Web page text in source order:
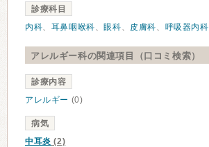
診療科目
内科、 耳鼻咽喉科、 眼科、 皮膚科、 呼吸器内科
アレルギー科の関連項目（口コミ検索）
診療内容
アレルギー (0)
病気
中耳炎 (2)